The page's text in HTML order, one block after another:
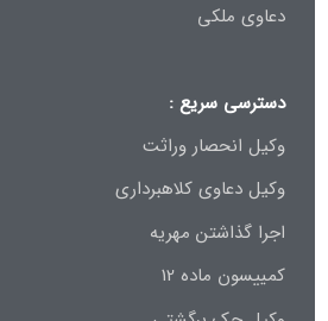
دعاوی ملکی
دسترسی سریع :
وکیل انحصار وراثت
وکیل دعاوی کلاهبرداری
اجرا گذاشتن مهریه
کمییسون ماده 12